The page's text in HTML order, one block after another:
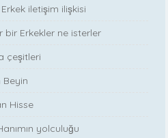
iletişim ilişkisi
bir Erkekler ne isterler
çeşitleri
Beyin
Hisse
yolculuğu